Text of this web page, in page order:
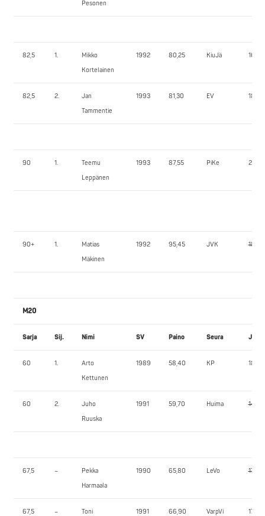
Pesonen
82,5 1.
Mikko
Kortelainen
1992 80,25 KiuJä 160,0
82,5 2.
Jan
Tammentie
1993 81,30 EV 185,0
90 1.
Teemu
Leppänen
1993 87,55 PiKe 200,0
90+ 1.
Matias
Mäkinen
1992 95,45 JVK 185,0
M20
Sarja Sij. Nimi SV Paino Seura JK1
60 1.
Arto
Kettunen
1989 58,40 KP 180,0
60 2.
Juho
Ruuska
1991 59,70 Huima 140,0
67,5 –
Pekka
Harmaala
1990 65,80 LeVo 170,0
67,5 –
Toni
1991 66,90 VarpVi 170,0